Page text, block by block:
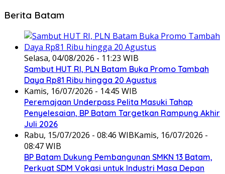
Berita Batam
Selasa, 04/08/2026 - 11:23 WIB
Sambut HUT RI, PLN Batam Buka Promo Tambah
Daya Rp81 Ribu hingga 20 Agustus
Kamis, 16/07/2026 - 14:45 WIB
Peremajaan Underpass Pelita Masuki Tahap
Penyelesaian, BP Batam Targetkan Rampung Akhir
Juli 2026
Rabu, 15/07/2026 - 08:46 WIBKamis, 16/07/2026 -
08:47 WIB
BP Batam Dukung Pembangunan SMKN 13 Batam,
Perkuat SDM Vokasi untuk Industri Masa Depan